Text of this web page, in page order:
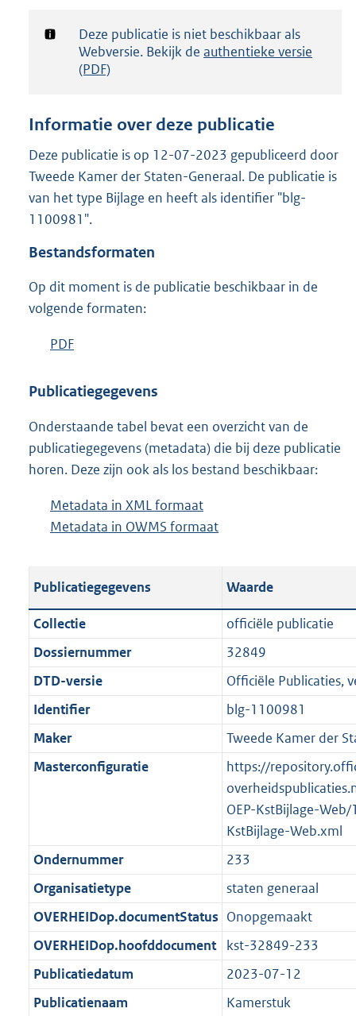
d
g
t
e
:
1
Notificatie:
Deze publicatie is niet beschikbaar als
Webversie. Bekijk de authentieke versie
(PDF)
Informatie over deze publicatie
Deze publicatie is op 12-07-2023 gepubliceerd door
Tweede Kamer der Staten-Generaal. De publicatie is
van het type Bijlage en heeft als identifier "blg-
1100981".
Bestandsformaten
Op dit moment is de publicatie beschikbaar in de
volgende formaten:
D
w
l
o
a
p
u
l
c
a
t
i
e
i
n
f
a
a
t
PDF
s
a
n
d
g
r
o
t
e
:
1
,
2
M
b
Publicatiegegevens
Onderstaande tabel bevat een overzicht van de
publicatiegegevens (metadata) die bij deze publicatie
horen. Deze zijn ook als los bestand beschikbaar:
Metadata in XML formaat
e
n
d
r
o
2
K
Metadata in OWMS formaat
s
a
n
g
r
:
2
K
Publicatiegegevens Waarde
Collectie
officiële publicatie
Dossiernummer
32849
DTD-versie
Officiële Publicaties,
Identifier
blg-1100981
Maker
Tweede Kamer der
Masterconfiguratie
https://
OEP-KstBijlage-
KstBijlage-Web.xml
Ondernummer
233
Organisatietype
staten generaal
OVERHEIDop.documentStatus Onopgemaakt
OVERHEIDop.hoofddocument
kst-32849-233
Publicatiedatum
2023-07-12
Publicatienaam
Kamerstuk